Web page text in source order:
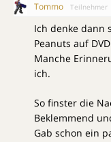
Tommo Teilnehmer
Ich denke dann
Peanuts auf
Manche
ich.
So finster die
Beklemmend
Gab schon ein